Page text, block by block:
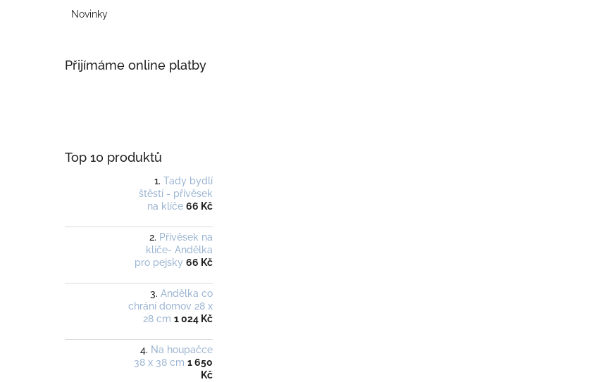
Novinky
Přijímáme online platby
Top 10 produktů
Tady bydlí
štěstí - přívěsek
na klíče 66 Kč
Přívěsek na
klíče- Andělka
pro pejsky 66 Kč
Andělka co
chrání domov 28 x
28 cm 1 024 Kč
Na houpačce
38 x 38 cm 1 650
Kč